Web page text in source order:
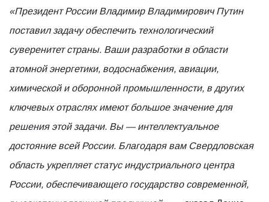
«Президент России Владимир Владимирович Путин
поставил задачу обеспечить технологический
суверенитет страны. Ваши разработки в области
атомной энергетики, водоснабжения, авиации,
химической и оборонной промышленности, в других
ключевых отраслях имеют большое значение для
решения этой задачи. Вы — интеллектуальное
достояние всей России. Благодаря вам Свердловская
область укрепляет статус индустриального центра
России, обеспечивающего государство современной,